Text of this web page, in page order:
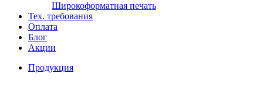
Широкоформатная печать
Тех. требования
Оплата
Блог
Акции
Продукция